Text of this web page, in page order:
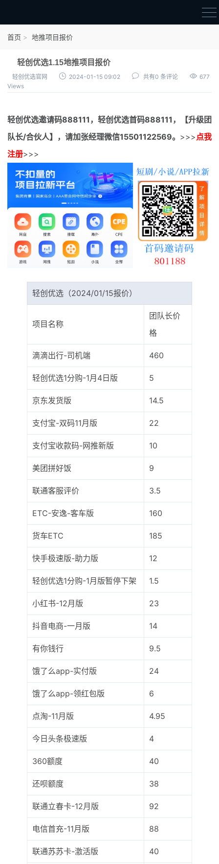
结算进度
团队长扶持
充场项目报价
无人直播
电商入门
最新通知
项目介绍
首页 地推项目报价
轻创优选1.15地推项目报价
轻创优选官网 2024-01-15 09:02 共有0 条评论
677
Views
轻创优选邀请码888111， 轻创优选首码888111，【升级团
队长/合伙人】，请加张经理微信15501122569。 >>>点我
注册>>>
轻创优选（2024/01/15报价）
项目名称
团队长价
格
滴滴出行-司机端 460
轻创优选1分购-1月4日版 5
京东发货版 14.5
支付宝-双码11月版 22
支付宝收款码-网推新版 10
美团拼好饭 9
联通客服评价 3.5
ETC-安逸-客车版 160
货车ETC 185
快手极速版-助力版 12
轻创优选1分购-1月版暂停下架 1.5
小红书-12月版 23
抖音电商-一月版 14
有你钱行 9.5
饿了么app-实付版 24
饿了么app-领红包版 6
点淘-11月版 4.95
今日头条极速版 4
360额度 40
还呗额度 38
联通立春卡-12月版 92
电信首充-11月版 88
联通苏苏卡-激活版 40